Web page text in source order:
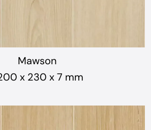
Mawson
x 230 x 7 mm